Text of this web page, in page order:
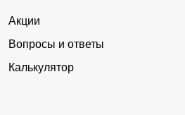
Акции
Вопросы и ответы
Калькулятор